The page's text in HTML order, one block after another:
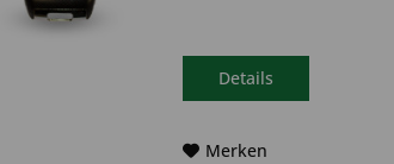
verbaut. Bitte achte darauf,
dass der Autoschlüssel
Details
Merken